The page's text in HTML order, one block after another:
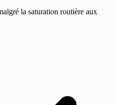
la saturation routière aux